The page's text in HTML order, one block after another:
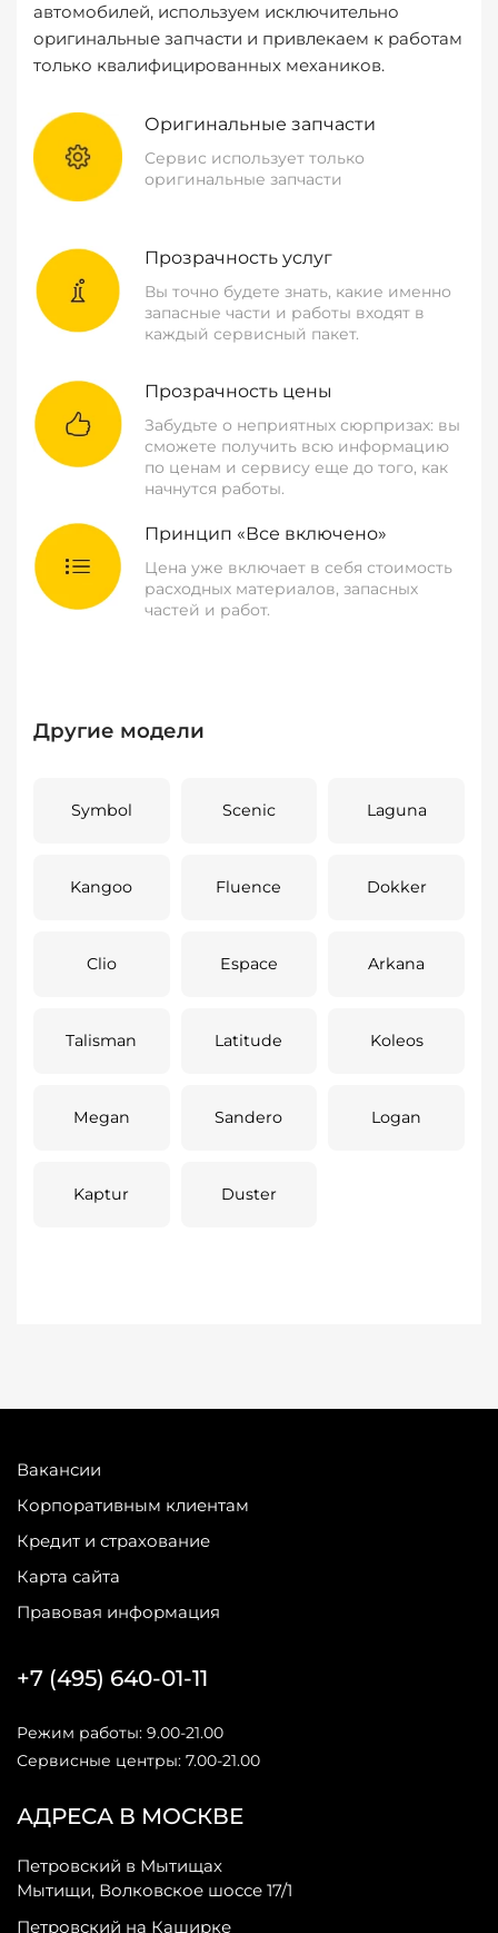
автомобилей, используем исключительно
оригинальные запчасти и привлекаем к работам
только квалифицированных механиков.
Оригинальные запчасти
Сервис использует только
оригинальные запчасти
Прозрачность услуг
Вы точно будете знать, какие именно
запасные части и работы входят в
каждый сервисный пакет.
Прозрачность цены
Забудьте о неприятных сюрпризах: вы
сможете получить всю информацию
по ценам и сервису еще до того, как
начнутся работы.
Принцип «Все включено»
Цена уже включает в себя стоимость
расходных материалов, запасных
частей и работ.
Другие модели
Symbol Scenic Laguna
Kangoo Fluence Dokker
Clio Espace Arkana
Talisman Latitude Koleos
Megan Sandero Logan
Kaptur Duster
Вакансии
Корпоративным клиентам
Кредит и страхование
Карта сайта
Правовая информация
АДРЕСА В МОСКВЕ
Петровский в Мытищах
Мытищи, Волковское шоссе 17/1
Петровский на Каширке
+7 (495) 640-01-11
Режим работы: 9.00-21.00
Сервисные центры: 7.00-21.00